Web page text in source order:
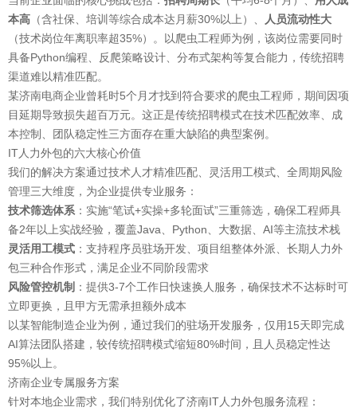
本高 （含社保、培训等综合成本达月薪30%以上）、
人员流动性大
（技术岗位年离职率超35%）。以爬虫工程师为例，该岗位需要同时
具备Python编程、反爬策略设计、分布式架构等复合能力，传统招聘
渠道难以精准匹配。
某济南电商企业曾耗时5个月才找到符合要求的爬虫工程师，期间因项
目延期导致损失超百万元。这正是传统招聘模式在技术匹配效率、 成
本控制 、 团队稳定性三方面存在重大缺陷的典型案例。
IT人力外包的六大核心价值
我们的解决方案通过技术人才精准匹配、 灵活用工模式、 全周期风险
管理三大维度，为企业提供专业服务：
技术筛选体系：实施“笔试+实操+多轮面试”三重筛选，确保工程师具
备2年以上实战经验，覆盖Java、Python、大数据、AI等主流技术栈
灵活用工模式 ：支持程序员驻场开发、项目组整体外派、长期人力外
包三种合作形式，满足企业不同阶段需求
风险管控机制 ：提供3-7个工作日快速换人服务，确保技术不达标时可
立即更换，且甲方无需承担额外成本
以某智能制造企业为例，通过我们的驻场开发服务，仅用15天即完成
AI算法团队搭建，较传统招聘模式缩短80%时间，且人员稳定性达
95%以上。
济南企业专属服务方案
针对本地企业需求，我们特别优化了济南IT人力外包服务流程：